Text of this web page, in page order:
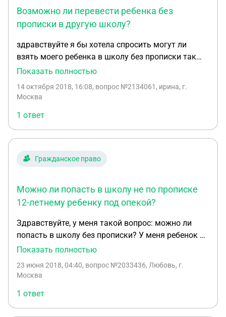
Возможно ли перевести ребенка без
прописки в другую школу?
здравствуйте я бы хотела спросить могут ли
взять моего ребенка в школу без прописки так
как я хотела переехать в другой город но жиле
дадут ли ему обучение
Показать полностью
14 октября 2018, 16:08, вопрос №2134061, ирина, г.
Москва
1 ответ
Гражданское право
Можно ли попасть в школу не по прописке
12-летнему ребенку под опекой?
Здравствуйте, у меня такой вопрос: можно ли
попасть в школу без прописки? У меня ребенок на
опеке (12 лет). У ребенка прописка в одном месте,
прописке, а в ближайшей, но приходилось очень
подалеку, очередь в него большая. Будет ли
возможность для поступления в школу?
Показать полностью
23 июня 2018, 04:40, вопрос №2033436, Любовь, г.
Москва
1 ответ